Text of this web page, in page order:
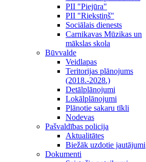
PII "Piejūra"
PII "Riekstiņš"
Sociālais dienests
Carnikavas Mūzikas un
mākslas skola
Būvvalde
Veidlapas
Teritorijas plānojums
(2018.-2028.)
Detālplānojumi
Lokālplānojumi
Plānotie sakaru tīkli
Nodevas
Pašvaldības policija
Aktualitātes
Biežāk uzdotie jautājumi
Dokumenti